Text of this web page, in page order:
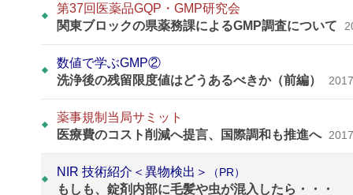
第37回医薬品GQP・GMP研究会
関東ブロックの県薬務課によるGMP調査について
数値で学ぶGMP②
洗浄後の残留限度値はどうあるべきか（前編）
薬事規制当局サミット
医療費のコスト削減へ提言、国際調和も推進へ
NIR 技術紹介＜異物検出＞ （PR）
もしも、錠剤内部に毛髪や虫が混入したら・・・